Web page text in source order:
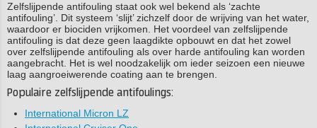
Zelfslijpende antifouling staat ook wel bekend als ‘zachte
antifouling’. Dit systeem ‘slijt’ zichzelf door de wrijving van het water,
waardoor er biociden vrijkomen. Het voordeel van zelfslijpende
antifouling is dat deze geen laagdikte opbouwt en dat het zowel
over zelfslijpende antifouling als over harde antifouling kan worden
aangebracht. Het is wel noodzakelijk om ieder seizoen een nieuwe
laag aangroeiwerende coating aan te brengen.
Populaire zelfslijpende antifoulings:
International Micron LZ